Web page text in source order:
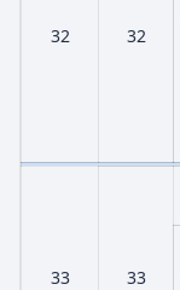
32 32
33 33